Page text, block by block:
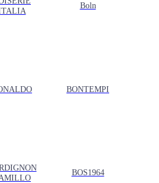
Boln
BONTEMPI
BOS1964